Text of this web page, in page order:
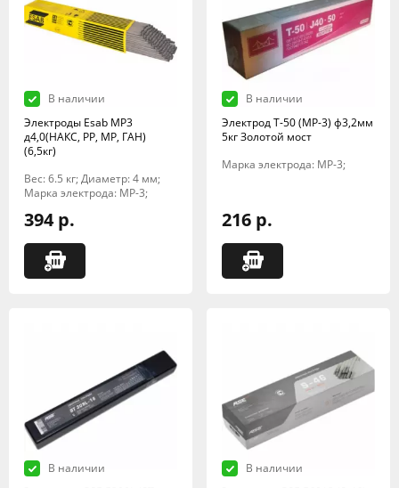
В наличии
Электроды Esab МР3
д4,0(НАКС, РР, МР, ГАН)
(6,5кг)
Вес: 6.5 кг; Диаметр: 4 мм;
Марка электрода: МР-3;
394 р.
В наличии
Электрод Т-50 (МР-3) ф3,2мм
5кг Золотой мост
Марка электрода: МР-3;
216 р.
В наличии
В наличии